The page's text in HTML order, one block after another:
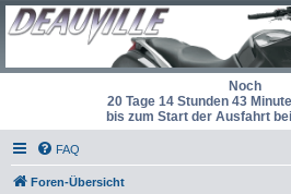
Noch
20 Tage 14 Stunden 43
bis zum Start der Ausfahrt
FAQ
Foren-Übersicht